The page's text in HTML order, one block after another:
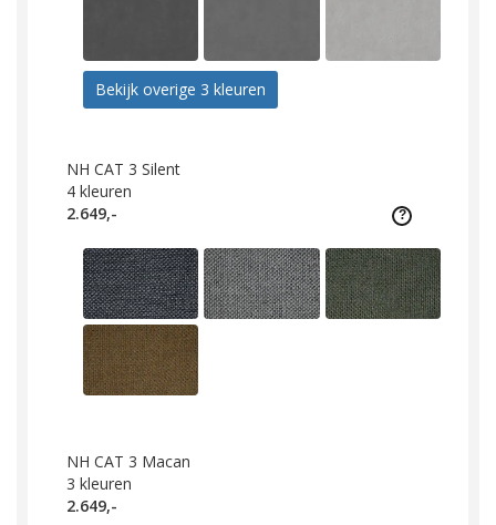
Bekijk overige 3 kleuren
NH CAT 3 Silent
4 kleuren
2.649,-
NH CAT 3 Macan
3 kleuren
2.649,-